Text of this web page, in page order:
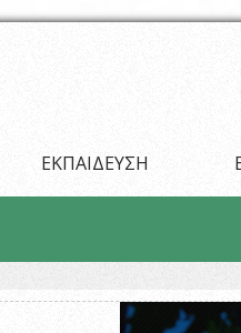
ΕΚΠΑΙΔΕΥΣΗ